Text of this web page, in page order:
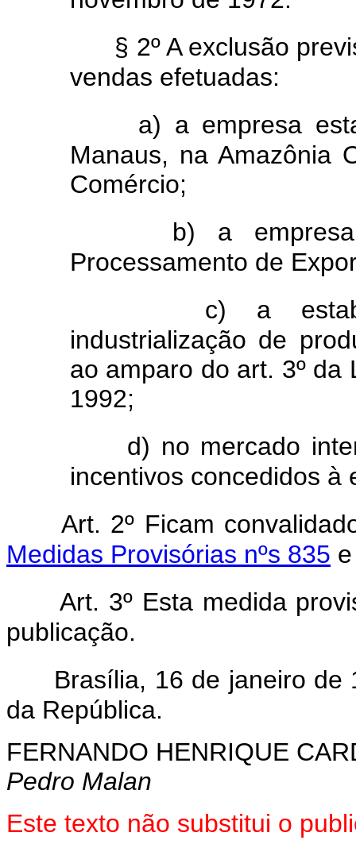
§ 2º A exclusão
vendas efetuadas:
a) a empresa
Manaus, na Amazônia
Comércio;
b) a
Processamento de
c) a
industrialização de
ao amparo do art. 3º da
1992;
d) no mercado
incentivos concedidos à
Art. 2º Ficam
Medidas Provisórias nºs 835
Art. 3º Esta medida
publicação.
Brasília, 16 de janeiro de
da República.
FERNANDO HENRIQUE
Pedro Malan
Este texto não substitui o